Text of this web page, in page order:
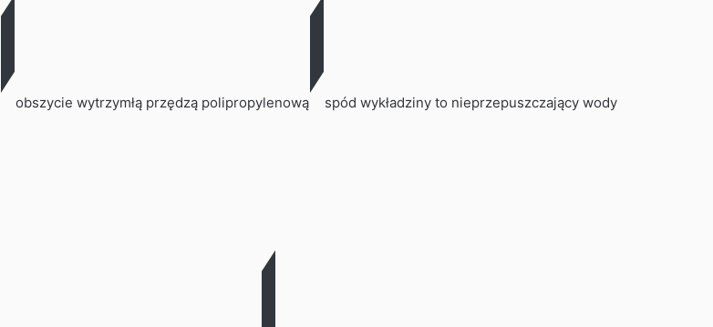
obszycie wytrzymłą przędzą polipropylenową spód wykładziny to nieprzepuszczający wody